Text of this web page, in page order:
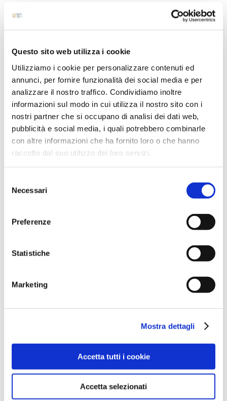
Questo sito web utilizza i cookie
Utilizziamo i cookie per personalizzare contenuti ed
annunci, per fornire funzionalità dei social media e per
analizzare il nostro traffico. Condividiamo inoltre
informazioni sul modo in cui utilizza il nostro sito con i
nostri partner che si occupano di analisi dei dati web,
pubblicità e social media, i quali potrebbero combinarle
con altre informazioni che ha fornito loro o che hanno
raccolto dal suo utilizzo dei loro servizi.
delNecessari
Preferenze
Statistiche
Marketing
Mostra dettagli
Accetta tutti i cookie
Accetta selezionati
Marzo 2024
Febbraio 2024
Dicembre 2023
Settembre 2023
Agosto 2023
Giugno 2023
Febbraio 2023
Novembre 2022
Settembre 2022
Marzo 2022
Ottobre 2021
Luglio 2021